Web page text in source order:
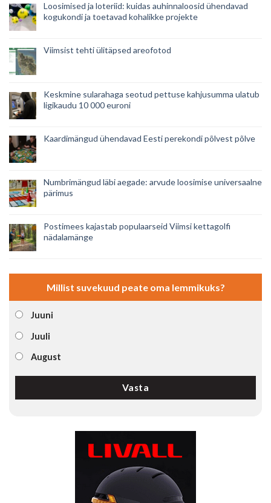
Loosimised ja loteriid: kuidas auhinnaloosid ühendavad
kogukondi ja toetavad kohalikke projekte
Viimsist tehti ülitäpsed areofotod
Keskmine sularahaga seotud pettuse kahjusumma ulatub
ligikaudu 10 000 euroni
Kaardimängud ühendavad Eesti perekondi põlvest põlve
Numbrimängud läbi aegade: arvude loosimise universaalne
pärimus
Postimees kajastab populaarseid Viimsi kettagolfi
nädalamänge
Millist suvekuud peate oma lemmikuks?
Juuni
Juuli
August